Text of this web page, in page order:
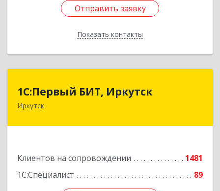
Отправить заявку
Показать контакты
Отправить заявку
Назад
1С:Первый БИТ, Иркутск
Иркутск
Клиентов на сопровождении
1481
1С:Специалист
89
1С:Первый БИТ, Иркутск
664007, Иркутская обл, Иркутск г, Декабрьских